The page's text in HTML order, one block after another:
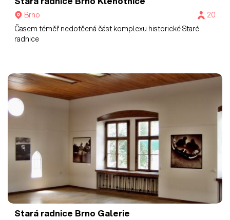
Brno
20
Časem téměř nedotčená část komplexu historické Staré
radnice
Stará radnice Brno Galerie